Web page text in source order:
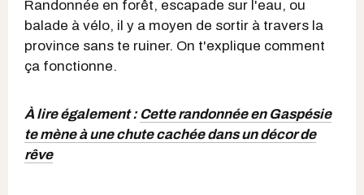
Randonnée en forêt, escapade sur l'eau, ou
balade à vélo, il y a moyen de sortir à travers la
province sans te ruiner. On t'explique comment
ça fonctionne.
À lire également : Cette randonnée en Gaspésie
te mène à une chute cachée dans un décor de
rêve